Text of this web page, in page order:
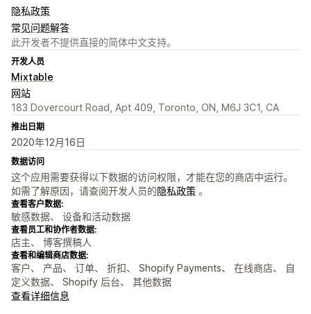
隐私政策
常见问题解答
此开发者不提供直接的简体中文支持。
开发人员
Mixtable
网站
183 Dovercourt Road, Apt 409, Toronto, ON, M6J 3C1, CA
推出日期
2020年12月16日
数据访问
这个应用需要获得以下数据的访问权限，才能在您的商店中运行。
如需了解原因，请查阅开发人员的隐私政策 。
查看客户数据:
敏感数据、 设备和活动数据
查看员工和协作者数据:
店主、 博客撰稿人
查看和编辑商店数据:
客户、 产品、 订单、 折扣、 Shopify Payments、 在线商店、 自
定义数据、 Shopify 后台、 其他数据
查看详细信息